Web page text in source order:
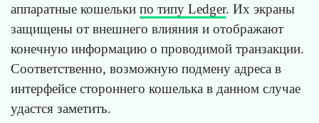
аппаратные кошельки по типу Ledger. Их экраны
защищены от внешнего влияния и отображают
конечную информацию о проводимой транзакции.
Соответственно, возможную подмену адреса в
интерфейсе стороннего кошелька в данном случае
удастся заметить.